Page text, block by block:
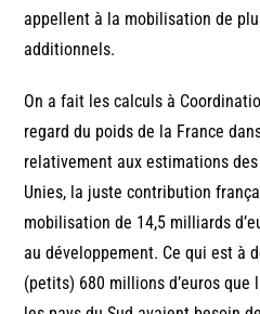
appellent à la mobilisation de
additionnels.
On a fait les calculs à
regard du poids de la France
relativement aux estimations
Unies, la juste contribution
mobilisation de 14,5 milliards
au développement. Ce qui est à
(petits) 680 millions d’euros que